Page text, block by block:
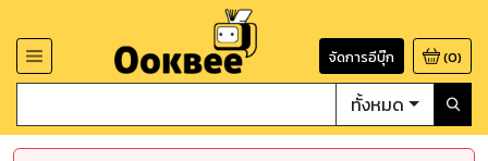
จัดการอีบุ๊ก (0)
ทั้งหมด